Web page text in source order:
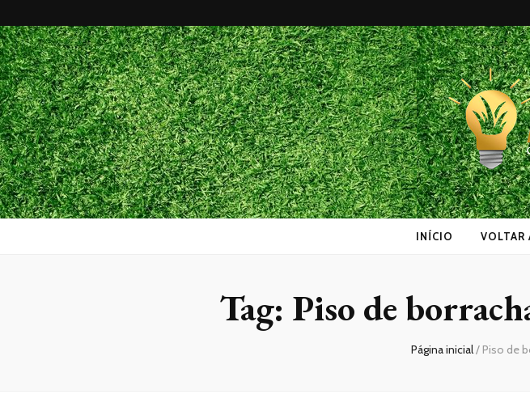
Maxx Gramas
Blog
INÍCIO VOLTAR
Tag: Piso de
Página inicial/ Piso de